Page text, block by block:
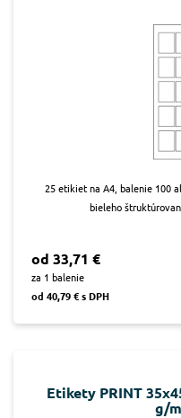
25 etikiet na A4, balenie 100
bieleho
od 33,71 €
za 1 balenie
od 40,79 € s DPH
Etikety PRINT
g/